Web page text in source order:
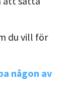
du vill för
någon av